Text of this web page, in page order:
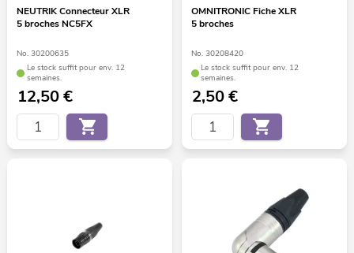
NEUTRIK Connecteur XLR
5 broches NC5FX
No. 30200635
Le stock suffit pour env. 12
semaines.
12,50€
OMNITRONIC Fiche XLR
5 broches
No. 30208420
Le stock suffit pour env. 12
semaines.
2,50€